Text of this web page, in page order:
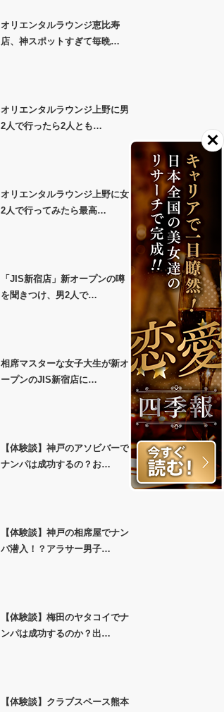
オリエンタルラウンジ恵比寿
店、神スポットすぎて毎晩…
オリエンタルラウンジ上野に男
2人で行ったら2人とも…
オリエンタルラウンジ上野に女
2人で行ってみたら最高…
「JIS新宿店」新オープンの噂
を聞きつけ、男2人で…
相席マスターな女子大生が新オ
ープンのJIS新宿店に…
【体験談】神戸のアソビバーで
ナンパは成功するの？お…
【体験談】神戸の相席屋でナン
パ潜入！？アラサー男子…
【体験談】梅田のヤタコイでナ
ンパは成功するのか？出…
【体験談】クラブスペース熊本